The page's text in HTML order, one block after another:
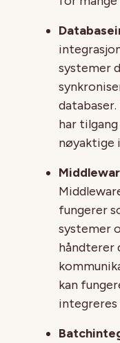
systemer
har
nøyaktige
fungerer
systemer
håndterer
kan
integreres